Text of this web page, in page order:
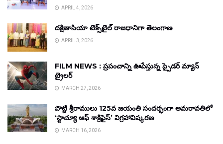
APRIL 4, 2026
దక్షిణాసియా టెక్స్‌టైల్ రాజధానిగా తెలంగాణ
APRIL 3, 2026
FILM NEWS : ప్రపంచాన్ని ఊపేస్తున్న స్పైడర్ మ్యాన్
ట్రైలర్
MARCH 27, 2026
పొట్టి శ్రీరాములు 125వ జయంతి సందర్భంగా అమరావతిలో
‘స్టాచ్యూ ఆఫ్ శాక్రిఫైస్’ విగ్రహావిష్కరణ
MARCH 16, 2026